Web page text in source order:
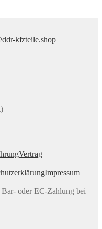
kfzteile.shop
Vertrag
Impressum
oder EC-Zahlung bei